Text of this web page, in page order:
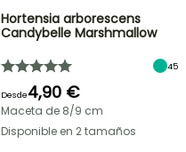
Hortensia arborescens
Candybelle Marshmallow
45
Desde4,90 €
Maceta de 8/9 cm
Disponible en 2 tamaños